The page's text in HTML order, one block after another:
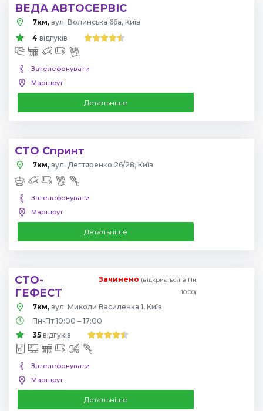
ВЕДА АВТОСЕРВІС
7км, вул. Волинська 66а, Київ
4 відгуків
Зателефонувати
Маршрут
Детальніше
СТО Спринт
7км, вул. Дегтяренко 26/28, Київ
Зателефонувати
Маршрут
Детальніше
СТО-
ГЕФЕСТ
Зачинено (відкриється в Пн
10:00)
7км, вул. Миколи Василенка 1, Київ
Пн-Пт 10:00 – 17:00
35 відгуків
Зателефонувати
Маршрут
Детальніше